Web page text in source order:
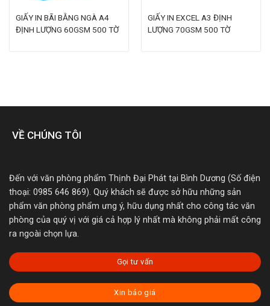
GIẤY IN BÃI BẰNG NGÀ A4
ĐỊNH LƯỢNG 60GSM 500 TỜ
GIẤY IN EXCEL A3 ĐỊNH
LƯỢNG 70GSM 500 TỜ
VỀ CHÚNG TÔI
Đến với văn phòng phẩm Thịnh Đại Phát tại Bình Dương (Số điện
thoại: 0985 646 869). Quý khách sẽ được sở hữu những sản
phẩm văn phòng phẩm ưng ý, hữu dụng nhất cho công tác văn
phòng của quý vị với giá cả hợp lý nhất mà không phải mất công
ra ngoài chọn lựa.
Gọi tư vấn
Xin báo giá